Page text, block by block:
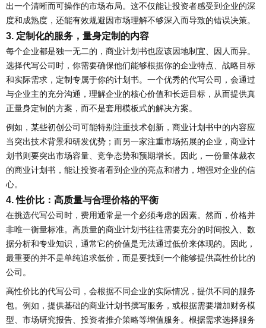
出一个清晰而可操作的市场布局。这不仅能让投资者感受到企业的深
度和成熟度，还能有效规避因市场理解不够深入而导致的错误决策。
3. 定制化的服务，量身定制的内容
每个企业都是独一无二的，商业计划书也应该因地制宜、因人而异。
选择代写公司时，你需要确保他们能够根据你的企业特点、战略目标
和实际需求，定制专属于你的计划书。一个优秀的代写公司，会通过
与企业主的充分沟通，理解企业的核心价值和长远目标，从而提供真
正量身定制的方案，而不是套用模板式的解决方案。
例如，某些初创公司可能特别注重技术创新，商业计划书中的内容应
当突出技术背景和研发优势；而另一家注重市场拓展的企业，商业计
划书则要突出市场容量、竞争态势和预期增长。因此，一份量体裁衣
的商业计划书，能让投资者看到企业的亮点和潜力，增强对企业的信
心。
4. 性价比：高质量与合理价格的平衡
在挑选代写公司时，费用通常是一个必须考虑的因素。然而，价格并
非唯一衡量标准。高质量的商业计划书往往需要充分的时间投入、数
据分析和专业知识，通常它的价值是无法通过低价来体现的。因此，
最重要的并不是单纯追求低价，而是要找到一个能够提供高性价比的
公司。
高性价比的代写公司，会根据不同企业的实际情况，提供不同的服务
包。例如，提供基础的商业计划书撰写服务，或根据需要增加财务模
型、市场研究报告、投资者推介策略等增值服务。根据需求选择服务